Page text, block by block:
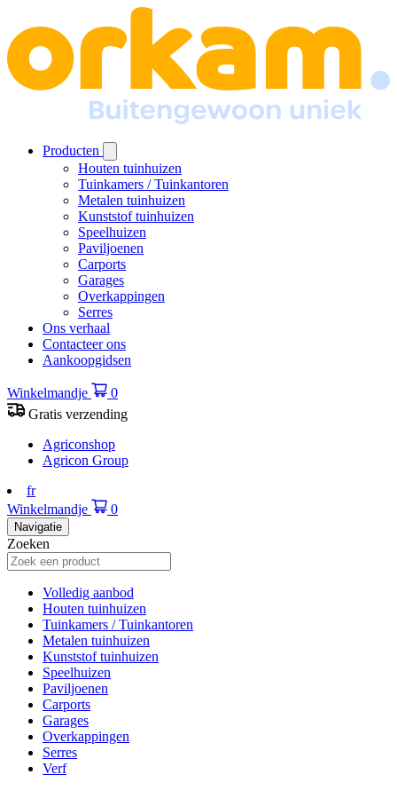
Producten
Houten tuinhuizen
Tuinkamers / Tuinkantoren
Metalen tuinhuizen
Kunststof tuinhuizen
Speelhuizen
Paviljoenen
Carports
Garages
Overkappingen
Serres
Ons verhaal
Contacteer ons
Aankoopgidsen
Winkelmandje
0
Gratis verzending
Agriconshop
Agricon Group
fr
Winkelmandje
0
Navigatie
Zoeken
Volledig aanbod
Houten tuinhuizen
Tuinkamers / Tuinkantoren
Metalen tuinhuizen
Kunststof tuinhuizen
Speelhuizen
Paviljoenen
Carports
Garages
Overkappingen
Serres
Verf